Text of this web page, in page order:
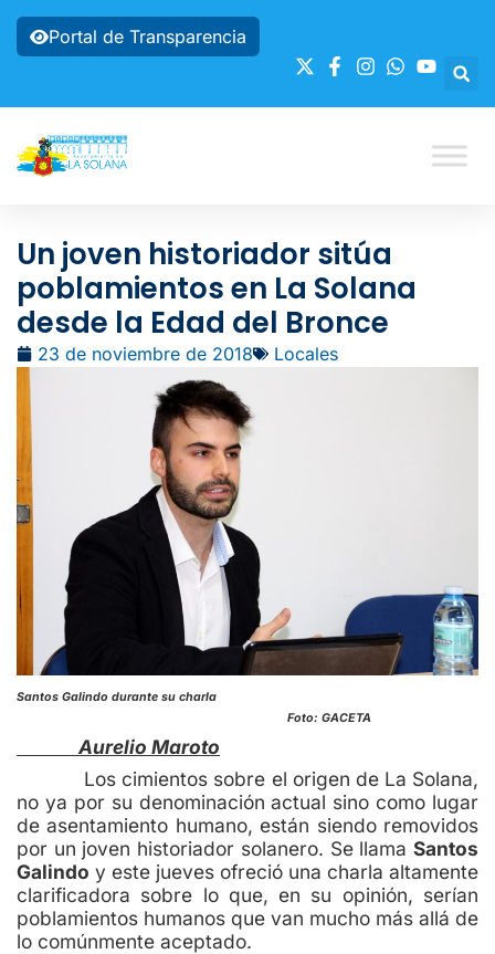
Portal de Transparencia
Un joven historiador sitúa
poblamientos en La Solana
desde la Edad del Bronce
23 de noviembre de 2018 Locales
Santos Galindo durante su charla
Foto: GACETA
Aurelio Maroto
Los cimientos sobre el origen de La Solana,
no ya por su denominación actual sino como lugar
de asentamiento humano, están siendo removidos
por un joven historiador solanero. Se llama Santos
Galindo y este jueves ofreció una charla altamente
clarificadora sobre lo que, en su opinión, serían
poblamientos humanos que van mucho más allá de
lo comúnmente aceptado.